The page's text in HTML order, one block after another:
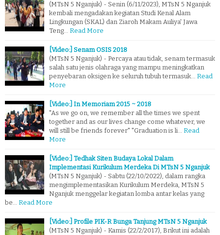
(MTsN 5 Nganjuk) - Senin (6/11/2023), MTsN 5 Nganjuk
kembali mengadakan kegiatan Studi Kenal Alam
Lingkungan (SKAL) dan Ziaroh Makam Auliya' Jawa
Teng… Read More
[Video:] Senam OSIS 2018
(MTsN 5 Nganjuk) - Percaya atau tidak, senam termasuk
salah satu jenis olahraga yang mampu meningkatkan
penyebaran oksigen ke seluruh tubuh termasuk… Read
More
[Video:] In Memoriam 2015 ~ 2018
"As we go on, we remember all the times we spent
together and as our lives change come whatever, we
will still be friends forever" "Graduation is li… Read
More
[Video:] Tedhak Siten Budaya Lokal Dalam
Implementasi Kurikulum Merdeka Di MTsN 5 Nganjuk
(MTsN 5 Nganjuk) - Sabtu (22/10/2022), dalam rangka
mengimplementasikan Kurikulum Merdeka, MTsN 5
Nganjuk menggelar kegiatan lomba antar kelas yang
be… Read More
[Video:] Profile PIK-R Bunga Tanjung MTsN 5 Nganjuk
(MTsN 5 Nganjuk) - Kamis (22/2/2017), Brikut ini adalah